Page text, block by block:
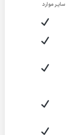
سایـر موارد